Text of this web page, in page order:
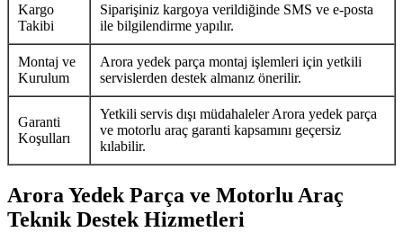
Kargo
Takibi
Siparişiniz kargoya verildiğinde SMS ve e-posta
ile bilgilendirme yapılır.
Montaj ve
Kurulum
Arora yedek parça montaj işlemleri için yetkili
servislerden destek almanız önerilir.
Garanti
Koşulları
Yetkili servis dışı müdahaleler Arora yedek parça
ve motorlu araç garanti kapsamını geçersiz
kılabilir.
Arora Yedek Parça ve Motorlu Araç
Teknik Destek Hizmetleri